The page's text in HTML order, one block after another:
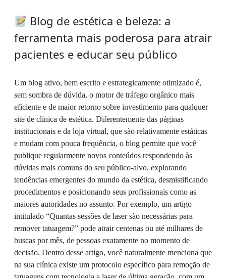
Blog de estética e beleza: a
ferramenta mais poderosa para atrair
pacientes e educar seu público
Um blog ativo, bem escrito e estrategicamente otimizado é,
sem sombra de dúvida, o motor de tráfego orgânico mais
eficiente e de maior retorno sobre investimento para qualquer
site de clínica de estética. Diferentemente das páginas
institucionais e da loja virtual, que são relativamente estáticas
e mudam com pouca frequência, o blog permite que você
publique regularmente novos conteúdos respondendo às
dúvidas mais comuns do seu público-alvo, explorando
tendências emergentes do mundo da estética, desmistificando
procedimentos e posicionando seus profissionais como as
maiores autoridades no assunto. Por exemplo, um artigo
intitulado “Quantas sessões de laser são necessárias para
remover tatuagem?” pode atrair centenas ou até milhares de
buscas por mês, de pessoas exatamente no momento de
decisão. Dentro desse artigo, você naturalmente menciona que
na sua clínica existe um protocolo específico para remoção de